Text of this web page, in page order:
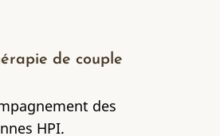
de couple
des
HPI.